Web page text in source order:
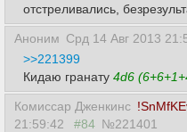
отстреливались,
Аноним Срд 14 Авг 2013
>>221399
Кидаю гранату 4d6
Комиссар Дженкинс
21:59:42
#84 №221401